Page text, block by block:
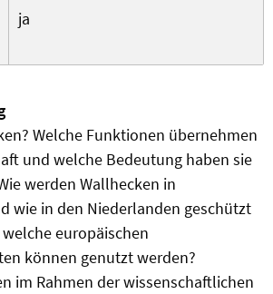
ja
Welche Funktionen übernehmen
und welche Bedeutung haben sie
werden Wallhecken in
wie in den Niederlanden geschützt
europäischen
können genutzt werden?
im Rahmen der wissenschaftlichen